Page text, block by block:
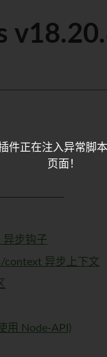
异步钩子
context 异步上下文
用 Node-API)
件正在注入异常脚
页面！